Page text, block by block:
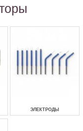
ЭЛЕКТРОДЫ